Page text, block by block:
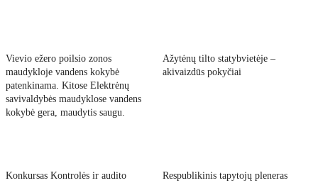
Vievio ežero poilsio zonos
maudykloje vandens kokybė
patenkinama. Kitose Elektrėnų
savivaldybės maudyklose vandens
kokybė gera, maudytis saugu.
Ažytėnų tilto statybvietėje –
akivaizdūs pokyčiai
Konkursas Kontrolės ir audito
Respublikinis tapytojų pleneras